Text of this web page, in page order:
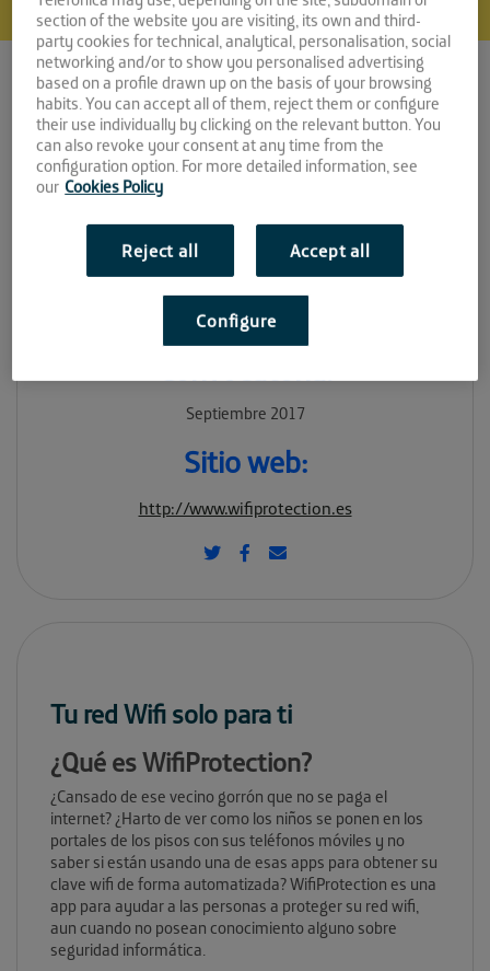
WifiProtection
Espacio:
EL CABLE
Convocatoria:
Septiembre 2017
Sitio web:
http://www.wifiprotection.es
Tu red Wifi solo para ti
¿Qué es WifiProtection?
¿Cansado de ese vecino gorrón que no se paga el
internet? ¿Harto de ver como los niños se ponen en los
portales de los pisos con sus teléfonos móviles y no
saber si están usando una de esas apps para obtener su
clave wifi de forma automatizada? WifiProtection es una
app para ayudar a las personas a proteger su red wifi,
aun cuando no posean conocimiento alguno sobre
seguridad informática.
section of the website you are visiting, its own and third-
party cookies for technical, analytical, personalisation, social
networking and/or to show you personalised advertising
based on a profile drawn up on the basis of your browsing
habits. You can accept all of them, reject them or configure
their use individually by clicking on the relevant button. You
can also revoke your consent at any time from the
configuration option. For more detailed information, see
our Cookies Policy
Reject all Accept all
Configure